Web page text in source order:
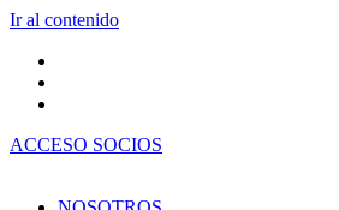
Ir al contenido
ACCESO SOCIOS